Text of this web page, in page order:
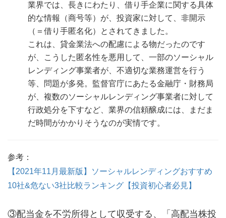
業界では、長きにわたり、借り手企業に関する具体
的な情報（商号等）が、投資家に対して、非開示
（＝借り手匿名化）とされてきました。
これは、貸金業法への配慮による物だったのです
が、こうした匿名性を悪用して、一部のソーシャル
レンディング事業者が、不適切な業務運営を行う
等、問題が多発。監督官庁にあたる金融庁・財務局
が、複数のソーシャルレンディング事業者に対して
行政処分を下すなど、業界の信頼醸成には、まだま
だ時間がかかりそうなのが実情です。
参考：
【2021年11月最新版】ソーシャルレンディングおすすめ
10社&危ない3社比較ランキング【投資初心者必見】
③配当金を不労所得として収受する、「高配当株投